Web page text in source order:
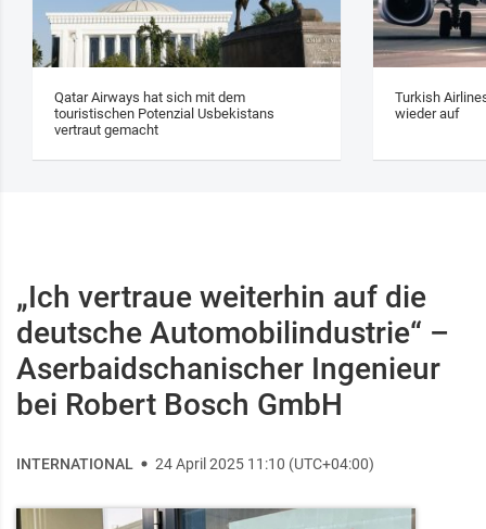
Qatar Airways hat sich mit dem
touristischen Potenzial Usbekistans
vertraut gemacht
Turkish
wieder auf
„Ich vertraue weiterhin auf die
deutsche Automobilindustrie“ –
Aserbaidschanischer Ingenieur
bei Robert Bosch GmbH
INTERNATIONAL 24 April 2025 11:10 (UTC+04:00)